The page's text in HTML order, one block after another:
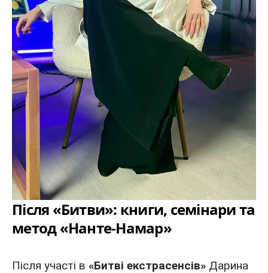
Після «Битви»: книги, семінари та
метод «Нанте-Намар»
Після участі в «Битві екстрасенсів» Дарина